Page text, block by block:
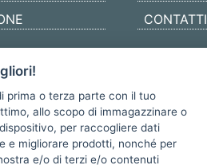
CONTATTI
prima o terza parte con il tuo
allo scopo di immagazzinare o
per raccogliere dati
e migliorare prodotti, nonché per
e/o di terzi e/o contenuti